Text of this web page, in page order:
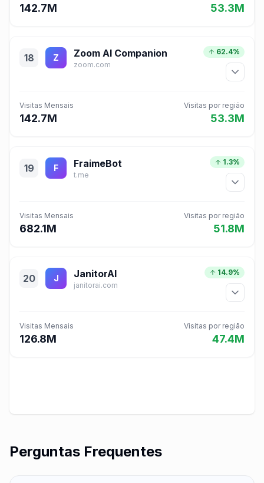
142.7M 53.3M
18 Z Zoom AI Companion
zoom.com
62.4%
Visitas Mensais
142.7M
Visitas por região
53.3M
19 F FraimeBot
t.me
1.3%
Visitas Mensais
682.1M
Visitas por região
51.8M
20 J JanitorAI
janitorai.com
14.9%
Visitas Mensais
126.8M
Visitas por região
47.4M
Perguntas Frequentes